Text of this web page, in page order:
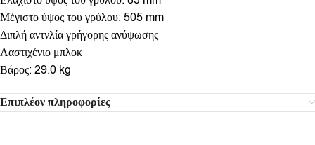
Μέγιστο ύψος του γρύλου: 505 mm
Διπλή αντνλία γρήγορης ανύψωσης
Λαστιχένιο μπλοκ
Βάρος: 29.0 kg
Επιπλέον πληροφορίες